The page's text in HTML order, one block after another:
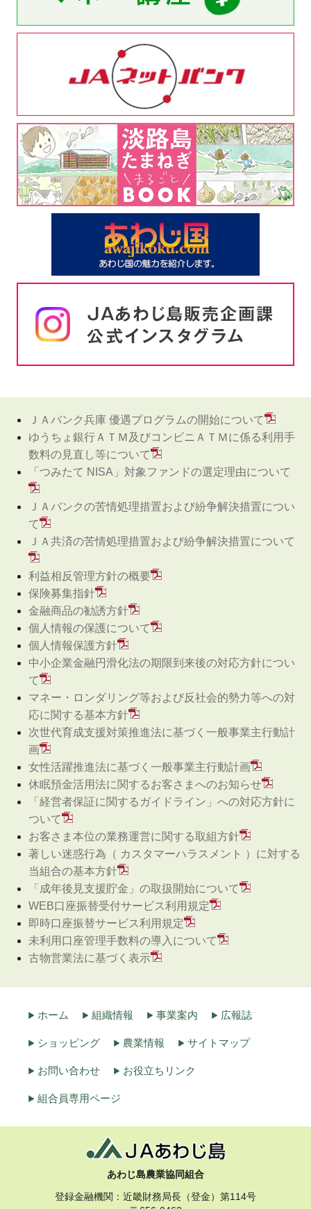
ＪＡバンク兵庫 優遇プログラムの開始について
ゆうちょ銀行ＡＴＭ及びコンビニＡＴＭに係る利用手
数料の見直し等について
「つみたて NISA」対象ファンドの選定理由について
ＪＡバンクの苦情処理措置および紛争解決措置につい
て
ＪＡ共済の苦情処理措置および紛争解決措置について
利益相反管理方針の概要
保険募集指針
金融商品の勧誘方針
個人情報の保護について
個人情報保護方針
中小企業金融円滑化法の期限到来後の対応方針につい
て
マネー・ロンダリング等および反社会的勢力等への対
応に関する基本方針
次世代育成支援対策推進法に基づく一般事業主行動計
画
女性活躍推進法に基づく一般事業主行動計画
休眠預金活用法に関するお客さまへのお知らせ
「経営者保証に関するガイドライン」への対応方針に
ついて
お客さま本位の業務運営に関する取組方針
著しい迷惑行為（ カスタマーハラスメント ）に対する
当組合の基本方針
「成年後見支援貯金」の取扱開始について
WEB口座振替受付サービス利用規定
即時口座振替サービス利用規定
未利用口座管理手数料の導入について
古物営業法に基づく表示
ホーム 組織情報 事業案内 広報誌
ショッピング 農業情報 サイトマップ
お問い合わせ お役立ちリンク
組合員専用ページ
あわじ島農業協同組合
登録金融機関：近畿財務局長（登金）第114号